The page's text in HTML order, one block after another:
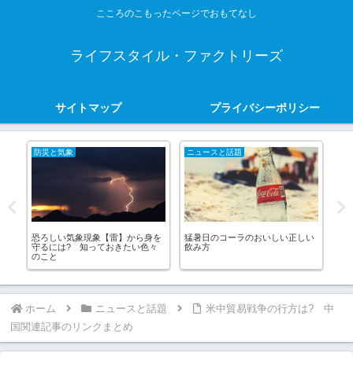
こころのこもったページでおもてなし
ライフスタイル・ファクトリーズ
サイトマップ プライバシーポリシー
防災と気象
恐ろしい気象現象【雷】から身を
守るには? 知っておきたい色々
のこと
ニュースと話題
猛暑日のコーラのおいしい正しい
飲み方
ホーム ニュースと話題
米中貿易戦争の行方は? 中
国関連記事のリンクまとめ